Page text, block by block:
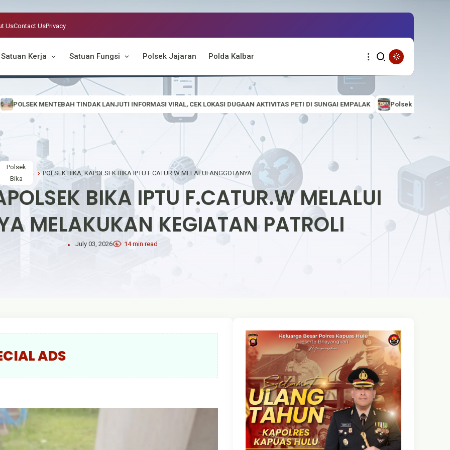
UsContact UsPrivacy
Satuan Kerja Satuan Fungsi Polsek Jajaran Polda Kalbar
LANJUTI INFORMASI VIRAL, CEK LOKASI DUGAAN AKTIVITAS PETI DI SUNGAI EMPALAK Polsek Empanang Bagikan Bendera Merah Putih
Polsek
Bika
BIKA IPTU F.CATUR.W MELALUI
MELAKUKAN KEGIATAN PATROLI
July 03, 2026 14 min read
ADS